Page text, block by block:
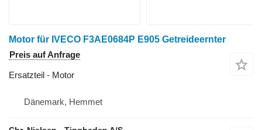
Motor für IVECO F3AE0684P E905 Getreideernter
Preis auf Anfrage
Ersatzteil - Motor
Dänemark, Hemmet